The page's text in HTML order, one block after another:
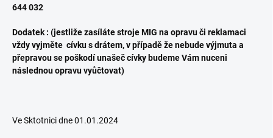
644 032
Dodatek : (jestliže zasíláte stroje MIG na opravu či reklamaci
vždy vyjměte cívku s drátem, v případě že nebude výjmuta a
přepravou se poškodí unašeč cívky budeme Vám nuceni
následnou opravu vyůčtovat)
Ve Sktotnici dne 01.01.2024